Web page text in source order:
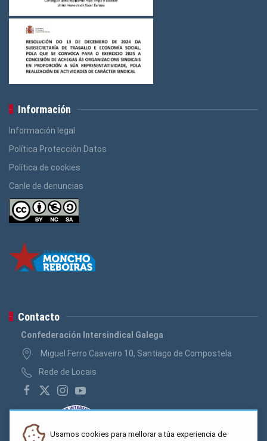
Información
Información legal
Política Protección Datos
Política de cookies
Canle de denuncias
Contacto
Confederación Intersindical Galega
Miguel Ferro Caaveiro 10, Santiago de Compostela
Rede de Locais
Usamos cookies para mellorar a túa experiencia de